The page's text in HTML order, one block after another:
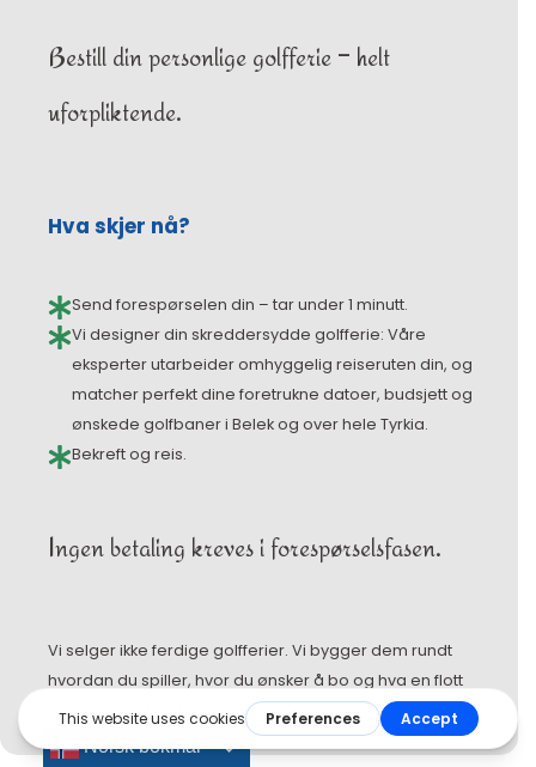
Bestill din personlige golfferie – helt
uforpliktende.
Hva skjer nå?
Send forespørselen din – tar under 1 minutt.
Vi designer din skreddersydde golfferie: Våre
eksperter utarbeider omhyggelig reiseruten din, og
matcher perfekt dine foretrukne datoer, budsjett og
ønskede golfbaner i Belek og over hele Tyrkia.
Bekreft og reis.
Ingen betaling kreves i forespørselsfasen.
Vi selger ikke ferdige golfferier. Vi bygger dem rundt
hvordan du spiller, hvor du ønsker å bo og hva en flott
golftur betyr for deg.
Norsk bokmål